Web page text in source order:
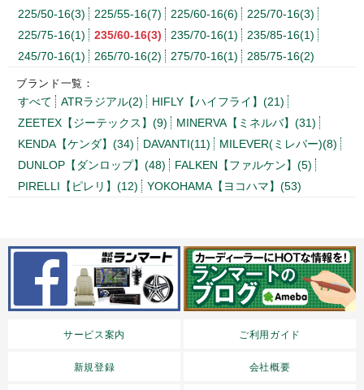
225/50-16(3)
225/55-16(7) 225/60-16(6)
225/70-16(3)
225/75-16(1)
235/60-16(3) 235/70-16(1)
235/85-16(1)
245/70-16(1)
265/70-16(2) 275/70-16(1) 285/75-16(2)
ブランド一覧：
すべて ATRラジアル(2)
HIFLY【ハイフライ】(21)
ZEETEX【ジーテックス】(9)
MINERVA【ミネルバ】(31)
KENDA【ケンダ】(34)
DAVANTI(11)
MILEVER(ミレバー)(8)
DUNLOP【ダンロップ】(48)
FALKEN【ファルケン】(5)
PIRELLI【ピレリ】(12)
YOKOHAMA【ヨコハマ】(53)
サービス案内 ご利用ガイド
新規登録 会社概要